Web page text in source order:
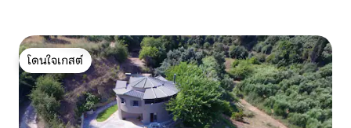
โดนใจเกสต์
โดนใจเกสต์